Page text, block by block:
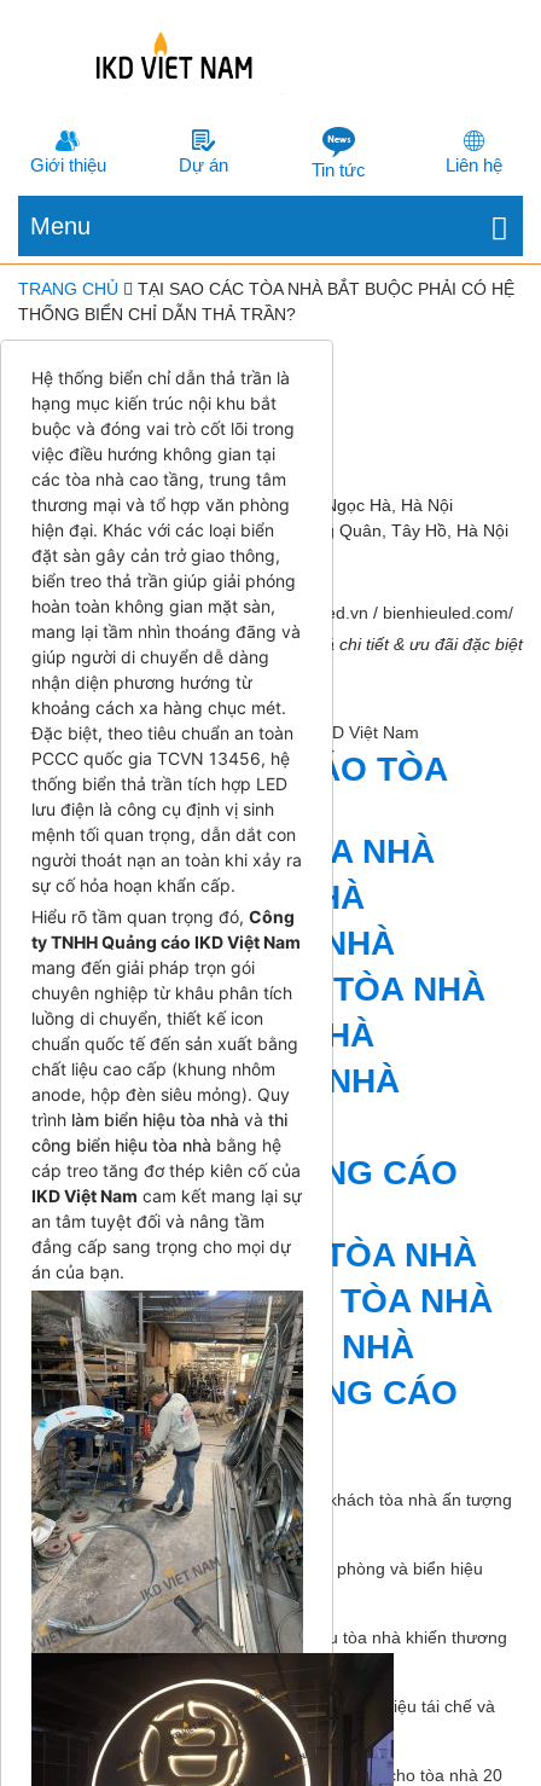
Giới thiệu Dự án Tin tức Liên hệ
Menu
TRANG CHỦ
TẠI SAO CÁC TÒA NHÀ BẮT BUỘC PHẢI CÓ HỆ
THỐNG BIỂN CHỈ DẪN THẢ TRẦN?
Hệ thống biển chỉ dẫn thả trần là
hạng mục kiến trúc nội khu bắt
buộc và đóng vai trò cốt lõi trong
việc điều hướng không gian tại
các tòa nhà cao tầng, trung tâm
thương mại và tổ hợp văn phòng
hiện đại. Khác với các loại biển
đặt sàn gây cản trở giao thông,
biển treo thả trần giúp giải phóng
hoàn toàn không gian mặt sàn,
mang lại tầm nhìn thoáng đãng và
giúp người di chuyển dễ dàng
nhận diện phương hướng từ
khoảng cách xa hàng chục mét.
Đặc biệt, theo tiêu chuẩn an toàn
PCCC quốc gia TCVN 13456, hệ
thống biển thả trần tích hợp LED
lưu điện là công cụ định vị sinh
mệnh tối quan trọng, dẫn dắt con
người thoát nạn an toàn khi xảy ra
sự cố hỏa hoạn khẩn cấp.
Hiểu rõ tầm quan trọng đó, Công
ty TNHH Quảng cáo IKD Việt Nam
mang đến giải pháp trọn gói
chuyên nghiệp từ khâu phân tích
luồng di chuyển, thiết kế icon
chuẩn quốc tế đến sản xuất bằng
chất liệu cao cấp (khung nhôm
anode, hộp đèn siêu mỏng). Quy
trình làm biển hiệu tòa nhà và thi
công biển hiệu tòa nhà bằng hệ
cáp treo tăng đơ thép kiên cố của
IKD Việt Nam cam kết mang lại sự
an tâm tuyệt đối và nâng tầm
đẳng cấp sang trọng cho mọi dự
án của bạn.
✔ Báo giá trong 5 phút
✔ Tư vấn miễn phí
✔ Thiết kế ngay trong ngày
🏢Công ty Quảng Cáo IKD Việt Nam
📍 Trụ sở: Số 32 phố Đốc Ngữ, phường Ngọc Hà, Hà Nội
📍 VP giao dịch: Số 39B/42/175 Lạc Long Quân, Tây Hồ, Hà Nội
📞 Hotline:0926 110 066
📧 Email:bientoanha@gmail.com
🌍Website: bienhieuled.com /bienhieuled.vn / bienhieuled.com/
⏳Liên hệ ngay hôm nay để nhận báo giá chi tiết & ưu đãi đặc biệt
từ IKD Việt Nam!🚀
Gmail:quangcaoikd@gmail.com
Danh mục sản phẩm củaQuảng cáo IKD Việt Nam
BIỂN QUẢNG CÁO TÒA
NHÀ
BỘ CHỮ NỔI TÒA NHÀ
BỘ CHỮ TÒA NHÀ
BIỂN CHỮ TÒA NHÀ
BIỂN HIỆU CHỮ TÒA NHÀ
CHỮ NỔI TÒA NHÀ
BIỂN HIỆU TÒA NHÀ
CHỮ TÒA NHÀ
BIỂN HIỆU QUẢNG CÁO
TÒA NHÀ
BIỂN HIỆU LED TÒA NHÀ
BIỂN HIỆU INOX TÒA NHÀ
BẢNG CHỮ TÒA NHÀ
BIỂN HIỆU QUẢNG CÁO
Bài viết liên quan
Tổng hợp các mẫu biển hiệu sảnh đón khách tòa nhà ấn tượng
nhất-18/06/2026
Sự khác biệt giữa biển hiệu tòa nhà văn phòng và biển hiệu
trung tâm thương mại-18/06/2026
Sai lầm kinh điển trong thiết kế biển hiệu tòa nhà khiến thương
Biển hiệu tòa nhà xanh: Xu hướng sử dụng vật liệu tái chế và
năng lượng mặt trời-18/06/2026
Cách lựa chọn Font chữ và kích thước chữ nổi cho tòa nhà 20